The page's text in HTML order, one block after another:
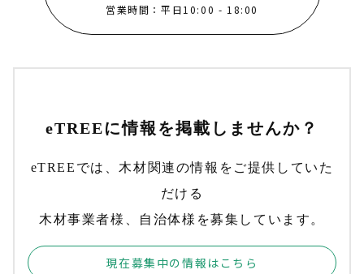
営業時間：平日10:00 - 18:00
eTREEに情報を掲載しませんか？
eTREEでは、木材関連の情報をご提供していた
だける
木材事業者様、自治体様を募集しています。
現在募集中の情報はこちら